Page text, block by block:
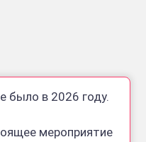
было в 2026 году.
мероприятие